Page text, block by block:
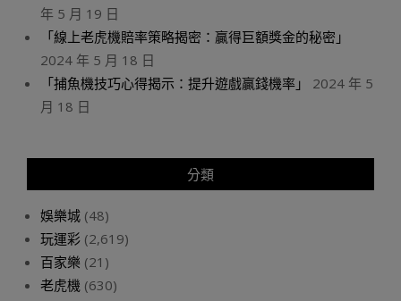
年 5 月 19 日
「線上老虎機賠率策略揭密：贏得巨額獎金的秘密」
2024 年 5 月 18 日
「捕魚機技巧心得揭示：提升遊戲贏錢機率」
2024 年 5
月 18 日
分類
娛樂城 (48)
玩運彩 (2,619)
百家樂 (21)
老虎機 (630)